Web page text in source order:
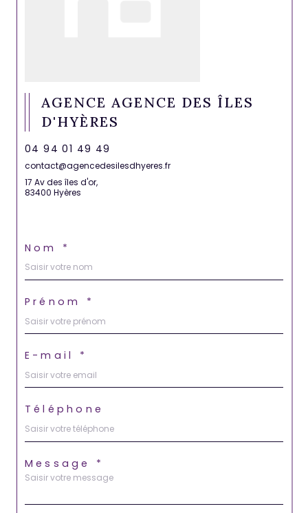
AGENCE AGENCE DES ÎLES
D'HYÈRES
04 94 01 49 49
contact@agencedesilesdhyeres.fr
17 Av des îles d'or,
83400 Hyères
Nom *
Prénom *
E-mail *
Téléphone
Message *